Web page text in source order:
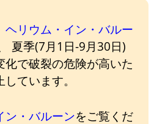
ヘリウム・イン・バルー
夏季(7月1日-9月30日)
化で破裂の危険が高いた
ています。
ン・バルーンをご覧くだ